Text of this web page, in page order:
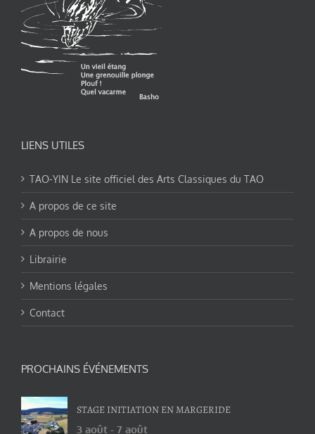
LIENS UTILES
TAO-YIN Le site officiel des Arts Classiques du TAO
A propos de ce site
A propos de nous
Librairie
Mentions légales
Contact
PROCHAINS ÉVÉNEMENTS
STAGE INITIATION EN MARGERIDE
3 août - 7 août